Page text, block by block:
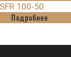
100-50
Подробнее